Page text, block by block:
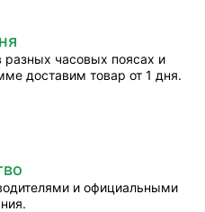
часовых поясах и
доставим товар от 1 дня.
и официальными